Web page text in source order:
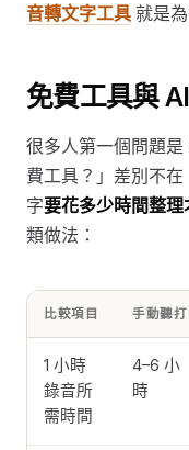
音轉文字工具 就是
免費工具與
很多人第一個問題
費工具？」差別不
字要花多少時間整理
類做法：
比較項目 手動聽打
1 小時
錄音所
需時間
4–6 小
時